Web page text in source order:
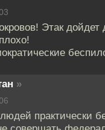
Этак дойдет
»
практически